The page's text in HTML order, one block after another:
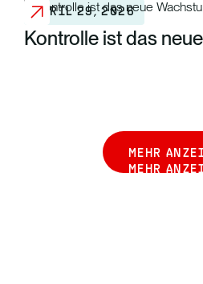
APRIL 29, 2026
Kontrolle ist das
MEHR
MEHR